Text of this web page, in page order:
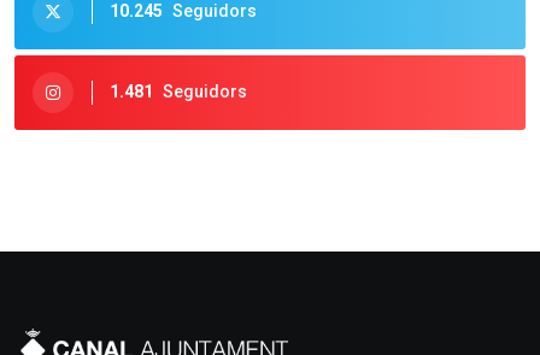
10.245 Seguidors
1.481 Seguidors